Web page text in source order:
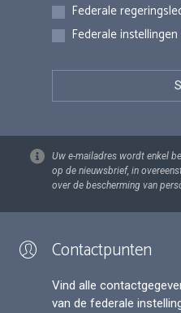
Federale
Federale instellingen
Uw e-mailadres wordt enkel
op de nieuwsbrief, in
over de bescherming van
Contactpunten
Vind alle
van de federale